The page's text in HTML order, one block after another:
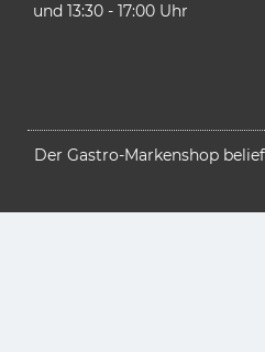
und 13:30 - 17:00 Uhr
Der Gastro-Markenshop